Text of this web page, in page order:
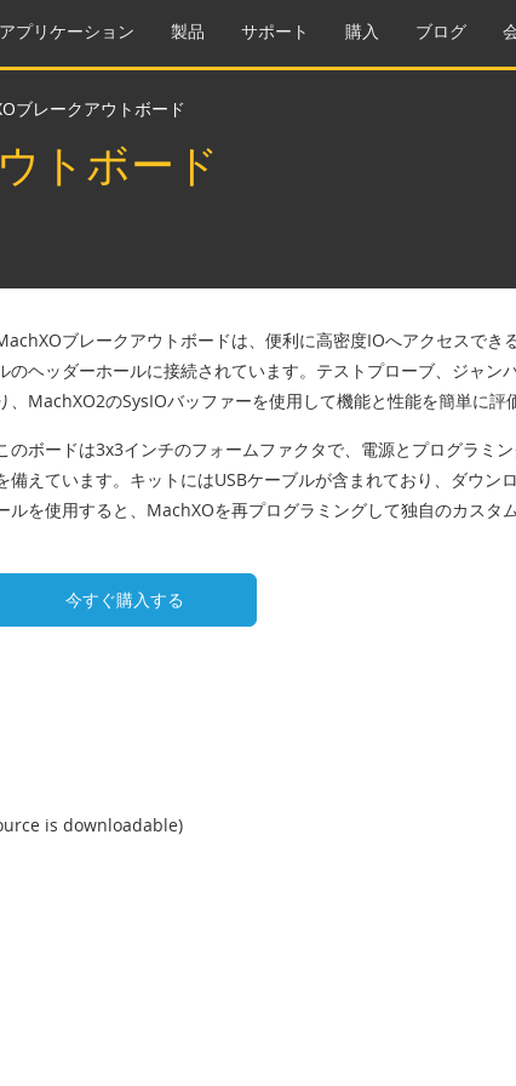
アプリケーション 製品 サポート 購入 ブログ
ブレークアウトボード
トボード
ブレークアウトボードは、便利に高密度IOへアクセスで
のヘッダーホールに接続されています。テストプローブ、ジャ
、MachXO2のSysIOバッファーを使用して機能と性能を簡単に評
のボードは3x3インチのフォームファクタで、電源とプログラミ
備えています。キットにはUSBケーブルが含まれており、ダウ
ルを使用すると、MachXOを再プログラミングして独自のカスタ
今すぐ購入する
is downloadable)